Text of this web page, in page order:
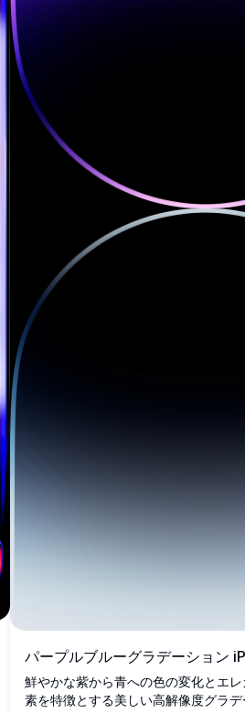
パープルブルーグラデーション
鮮やかな紫から青への色の変化とエ
素を特徴とする美しい高解像度グラ